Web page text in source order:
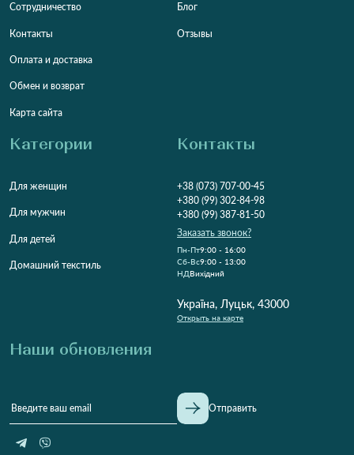
Сотрудничество
Контакты
Оплата и доставка
Обмен и возврат
Карта сайта
Блог
Отзывы
Категории
Для женщин
Для мужчин
Для детей
Домашний текстиль
Контакты
+38 (073) 707-00-45
+380 (99) 302-84-98
+380 (99) 387-81-50
Заказать звонок?
Пн-Пт9:00 - 16:00
Cб-Вс9:00 - 13:00
НДВихідний
Україна, Луцьк, 43000
Открыть на карте
Наши обновления
Отправить